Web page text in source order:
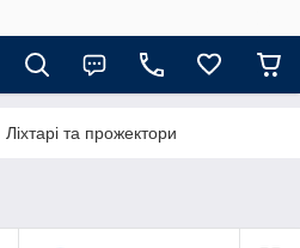
Ліхтарі та прожектори